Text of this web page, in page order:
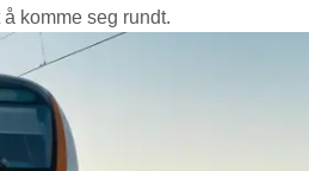
komme seg rundt.